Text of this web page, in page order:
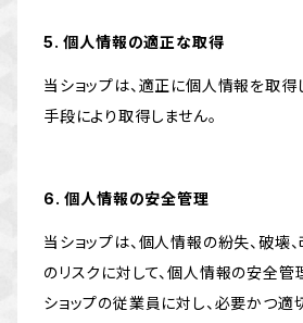
5. 個人情報の適正な取得
当ショップは、適正に個人情報を取得
手段により取得しません。
6. 個人情報の安全管理
当ショップは、個人情報の紛失、破壊
のリスクに対して、個人情報の安全管
ショップの従業員に対し、必要かつ適